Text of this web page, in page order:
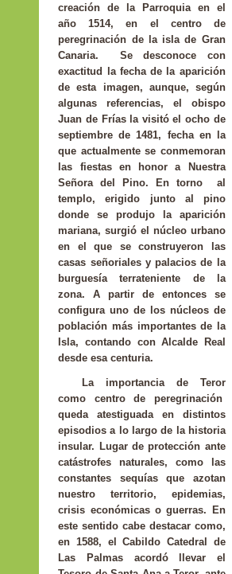
creación de la Parroquia en el
año 1514, en el centro de
peregrinación de la isla de Gran
Canaria. Se desconoce con
exactitud la fecha de la aparición
de esta imagen, aunque, según
algunas referencias, el obispo
Juan de Frías la visitó el ocho de
septiembre de 1481, fecha en la
que actualmente se conmemoran
las fiestas en honor a Nuestra
Señora del Pino. En torno al
templo, erigido junto al pino
donde se produjo la aparición
mariana, surgió el núcleo urbano
en el que se construyeron las
casas señoriales y palacios de la
burguesía terrateniente de la
zona. A partir de entonces se
configura uno de los núcleos de
población más importantes de la
Isla, contando con Alcalde Real
desde esa centuria.
La importancia de Teror
como centro de peregrinación
queda atestiguada en distintos
episodios a lo largo de la historia
insular. Lugar de protección ante
catástrofes naturales, como las
constantes sequías que azotan
nuestro territorio, epidemias,
crisis económicas o guerras. En
este sentido cabe destacar como,
en 1588, el Cabildo Catedral de
Las Palmas acordó llevar el